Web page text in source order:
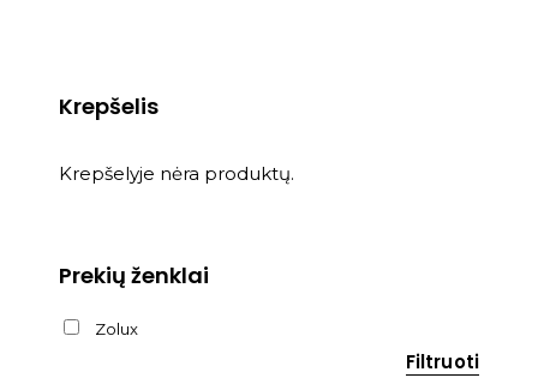
Krepšelis
Krepšelyje nėra produktų.
Prekių ženklai
Zolux
Filtruoti